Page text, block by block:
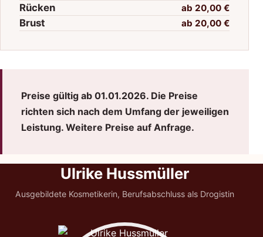
Rücken ab 20,00 €
Brust ab 20,00 €
Preise gültig ab 01.01.2026. Die Preise
richten sich nach dem Umfang der jeweiligen
Leistung. Weitere Preise auf Anfrage.
Unser TeamUlrike Hussmüller
Ausgebildete Kosmetikerin, Berufsabschluss als Drogistin